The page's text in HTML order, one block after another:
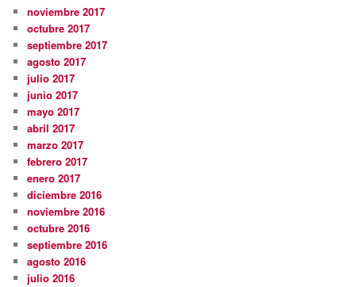
noviembre 2017
octubre 2017
septiembre 2017
agosto 2017
julio 2017
junio 2017
mayo 2017
abril 2017
marzo 2017
febrero 2017
enero 2017
diciembre 2016
noviembre 2016
octubre 2016
septiembre 2016
agosto 2016
julio 2016